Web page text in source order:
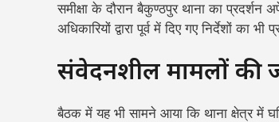
समीक्षा के दौरान बैकुण्ठपुर थाना का
अधिकारियों द्वारा पूर्व में दिए गए निर्देशों का
संवेदनशील मामलों की
बैठक में यह भी सामने आया कि थाना क्षेत्र में